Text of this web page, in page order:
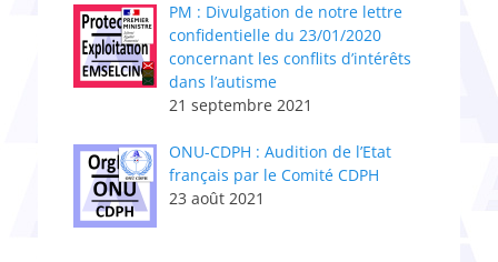
PM : Divulgation de notre lettre
confidentielle du 23/01/2020
concernant les conflits d’intérêts
dans l’autisme
21 septembre 2021
ONU-CDPH : Audition de l’Etat
français par le Comité CDPH
23 août 2021